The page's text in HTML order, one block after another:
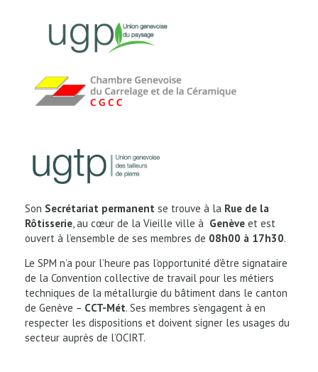
Son Secrétariat permanent se trouve à la Rue de la
Rôtisserie, au cœur de la Vieille ville à Genève et est
ouvert à l’ensemble de ses membres de 08h00 à 17h30.
Le SPM n’a pour l’heure pas l’opportunité d’être signataire
de la Convention collective de travail pour les métiers
techniques de la métallurgie du bâtiment dans le canton
de Genève – CCT-Mét. Ses membres s’engagent à en
respecter les dispositions et doivent signer les usages du
secteur auprès de l’OCIRT.